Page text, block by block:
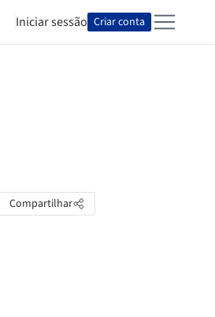
Iniciar sessão Criar conta
Compartilhar